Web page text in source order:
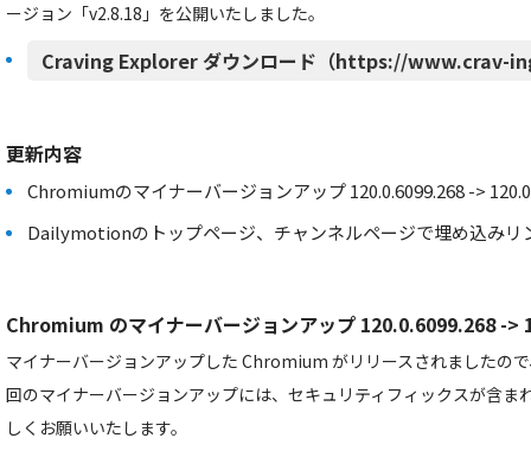
ージョン「v2.8.18」を公開いたしました。
Craving Explorer ダウンロード（https://www.crav-
更新内容
Chromiumのマイナーバージョンアップ 120.0.6099.268 ->
Dailymotionのトップページ、チャンネルページで埋め込みリ
Chromium のマイナーバージョンアップ 120.0.6099.268 ->
マイナーバージョンアップした Chromium がリリースされましたの
回のマイナーバージョンアップには、セキュリティフィックスが含ま
しくお願いいたします。